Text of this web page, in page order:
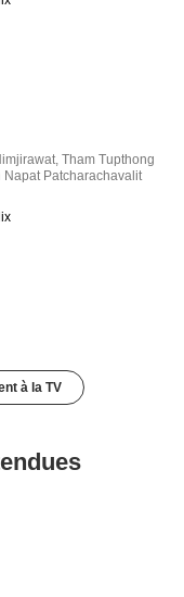
,Tham Tupthong
Napat Patcharachavalit
à la TV